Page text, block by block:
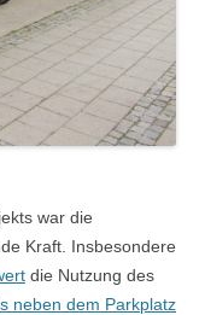
war die
Kraft. Insbesondere
die Nutzung des
neben dem Parkplatz